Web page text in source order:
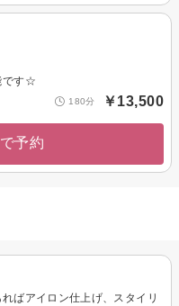
です☆
180分 ￥13,500
予約
ばアイロン仕上げ、スタイリ